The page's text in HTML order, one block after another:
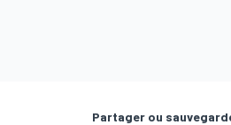
Partager ou